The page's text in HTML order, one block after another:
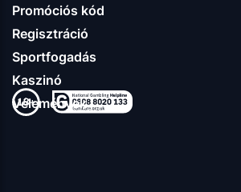
Promóciós kód
Regisztráció
Sportfogadás
Kaszinó
Vélemények